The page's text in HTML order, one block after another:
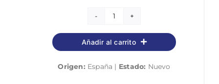
Trabajador/a
Social
de
Instituciones
Añadir al carrito
Origen: España | Estado: Nuevo